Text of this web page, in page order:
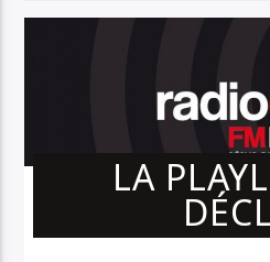
LA